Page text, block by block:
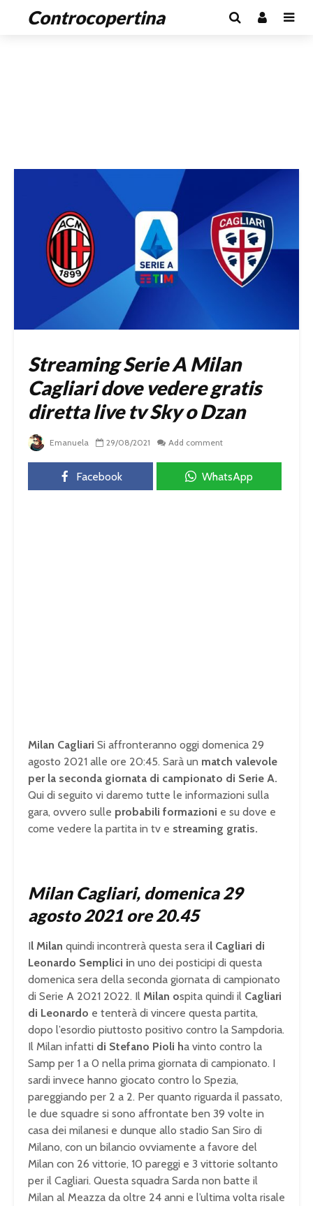
Controcopertina
Streaming Serie A Milan
Cagliari dove vedere gratis
diretta live tv Sky o Dzan
Emanuela 29/08/2021 Add comment
Facebook WhatsApp
Milan Cagliari Si affronteranno oggi domenica 29
agosto 2021 alle ore 20:45. Sarà un match valevole
per la seconda giornata di campionato di Serie A.
Qui di seguito vi daremo tutte le informazioni sulla
gara, ovvero sulle probabili formazioni e su dove e
come vedere la partita in tv e streaming gratis.
Milan Cagliari, domenica 29
agosto 2021 ore 20.45
Il Milan quindi incontrerà questa sera il Cagliari di
Leonardo Semplici in uno dei posticipi di questa
domenica sera della seconda giornata di campionato
di Serie A 2021 2022. Il Milan ospita quindi il Cagliari
di Leonardo e tenterà di vincere questa partita,
dopo l’esordio piuttosto positivo contro la Sampdoria.
Il Milan infatti di Stefano Pioli ha vinto contro la
Samp per 1 a 0 nella prima giornata di campionato. I
sardi invece hanno giocato contro lo Spezia,
pareggiando per 2 a 2. Per quanto riguarda il passato,
le due squadre si sono affrontate ben 39 volte in
casa dei milanesi e dunque allo stadio San Siro di
Milano, con un bilancio ovviamente a favore del
Milan con 26 vittorie, 10 pareggi e 3 vittorie soltanto
per il Cagliari. Questa squadra Sarda non batte il
Milan al Meazza da oltre 24 anni e l’ultima volta risale